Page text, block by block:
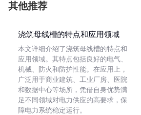
其他推荐
浇筑母线槽的特点和应用领域
本文详细介绍了浇筑母线槽的特点和
应用领域。其特点包括良好的电气、
机械、防火和防护性能。在应用上，
广泛用于商业建筑、工业厂房、医院
和数据中心等场所，凭借自身优势满
足不同领域对电力供应的高要求，保
障电力系统稳定运行。